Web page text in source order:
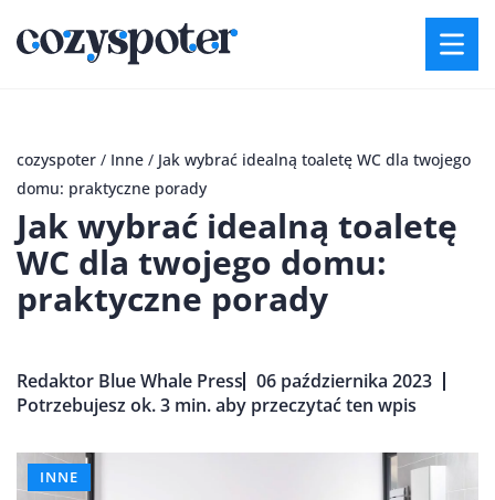
cozyspoter / Inne / Jak wybrać idealną toaletę WC dla twojego
domu: praktyczne porady
Jak wybrać idealną toaletę
WC dla twojego domu:
praktyczne porady
Redaktor Blue Whale Press 06 października 2023
Potrzebujesz ok. 3 min. aby przeczytać ten wpis
INNE